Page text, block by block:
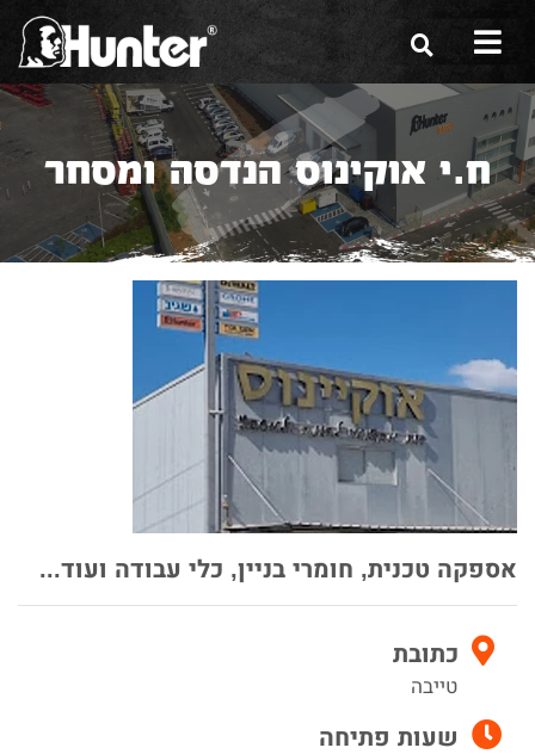
הסיפור שלנו
הכלים שלנו
תערוכות
משווקים
שירות ואחריות
ח.י אוקינוס הנדסה ומסחר
אספקה טכנית, חומרי בניין, כלי עבודה ועוד...
כתובת
טייבה
שעות פתיחה